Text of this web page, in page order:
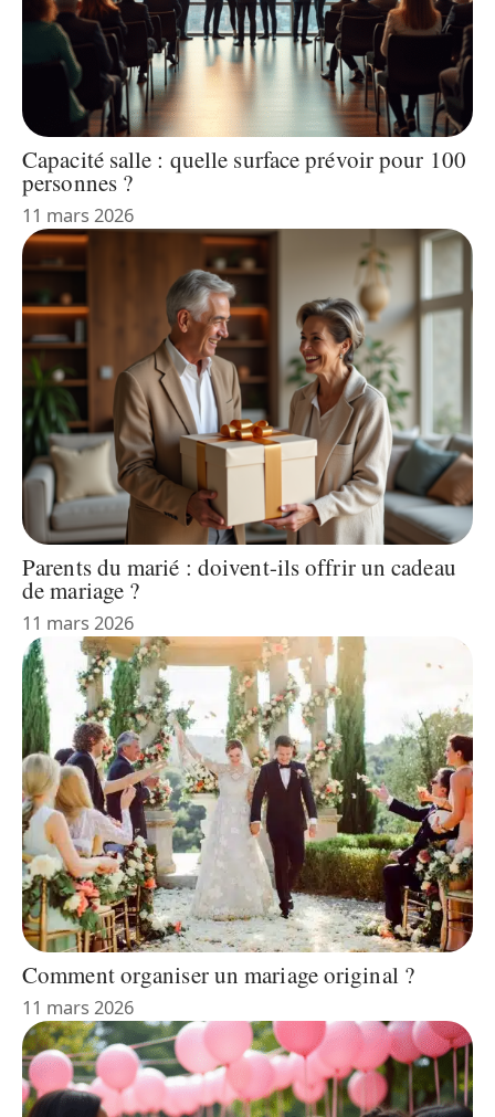
Capacité salle : quelle surface prévoir pour 100
personnes ?
11 mars 2026
Parents du marié : doivent-ils offrir un cadeau
de mariage ?
11 mars 2026
Comment organiser un mariage original ?
11 mars 2026